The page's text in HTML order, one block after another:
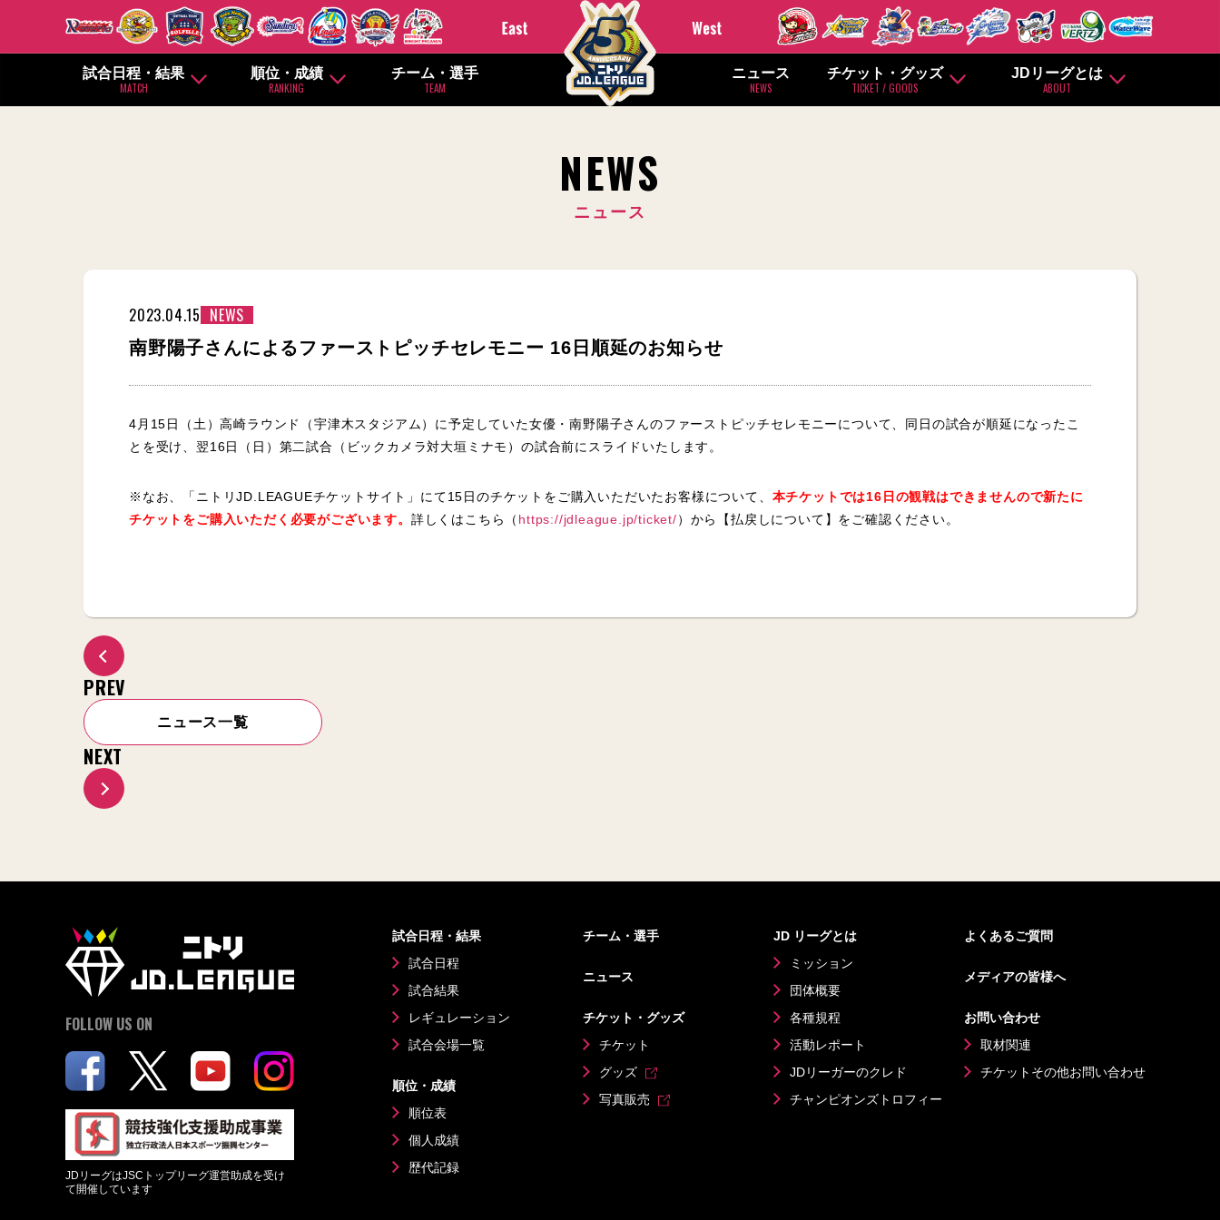
試合日程・結果
MATCH
順位・成績
RANKING
チーム・選手
TEAM
ニュース
NEWS
チケット・グッズ
TICKET / GOODS
JDリーグとは
ABOUT
NEWS
ニュース
2023.04.15 NEWS
南野陽子さんによるファーストピッチセレモニー 16日順延のお知らせ
4月15日（土）高崎ラウンド（宇津木スタジアム）に予定していた女優・南野陽子さんのファーストピッチセレモニーについて、同日の試合が順延になったこ
とを受け、翌16日（日）第二試合（ビックカメラ対大垣ミナモ）の試合前にスライドいたします。
※なお、「ニトリJD.LEAGUEチケットサイト」にて15日のチケットをご購入いただいたお客様について、 本チケットでは16日の観戦はできませんので新たに
チケットをご購入いただく必要がございます。 詳しくはこちら（ https://jdleague.jp/ticket/）から【払戻しについて】をご確認ください。
PREV
ニュース一覧
NEXT
試合日程・結果
試合日程
試合結果
レギュレーション
試合会場一覧
順位・成績
順位表
個人成績
歴代記録
チーム・選手
ニュース
チケット・グッズ
チケット
グッズ
写真販売
JD リーグとは
ミッション
団体概要
各種規程
活動レポート
JDリーガーのクレド
チャンピオンズ トロフィー
よくあるご質問
メディアの皆様へ
お問い合わせ
取材関連
チケットその他お問い合わせ
FOLLOW US ON
JDリーグはJSCトップリーグ運営助成を受け
て開催しています